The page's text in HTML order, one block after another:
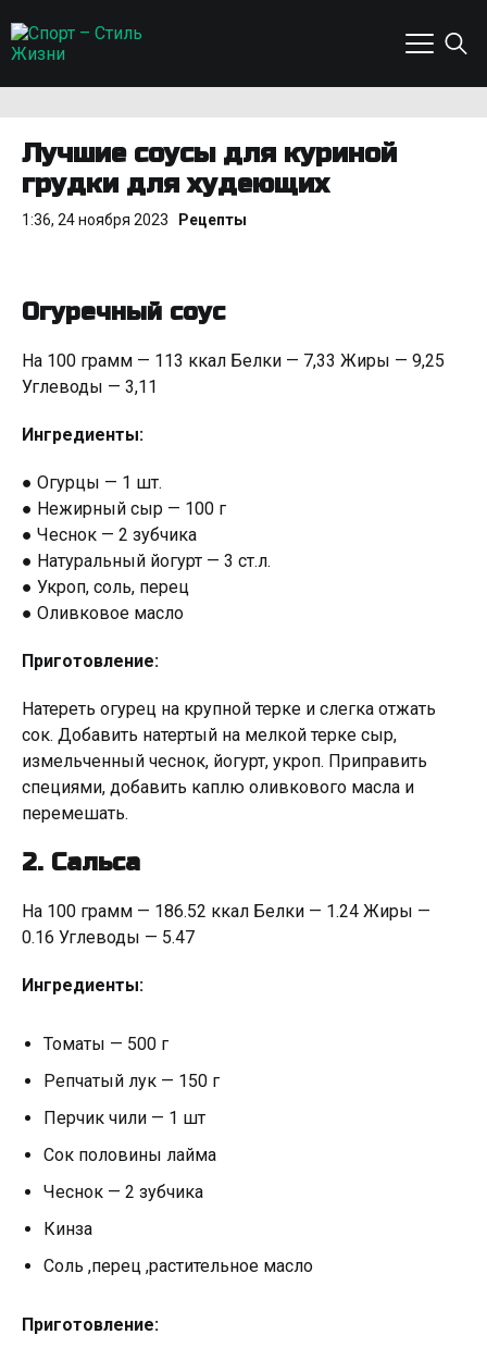
Лучшие соусы для куриной
грудки для худеющих
1:36, 24 ноября 2023 Рецепты
Огуречный соус
На 100 грамм — 113 ккал Белки — 7,33 Жиры — 9,25
Углеводы — 3,11
Ингредиенты:
● Огурцы — 1 шт.
● Нежирный сыр — 100 г
● Чеснок — 2 зубчика
● Натуральный йогурт — 3 ст.л.
● Укроп, соль, перец
● Оливковое масло
Приготовление:
Натереть огурец на крупной терке и слегка отжать
сок. Добавить натертый на мелкой терке сыр,
измельченный чеснок, йогурт, укроп. Приправить
специями, добавить каплю оливкового масла и
перемешать.
2. Сальса
На 100 грамм — 186.52 ккал Белки — 1.24 Жиры —
0.16 Углеводы — 5.47
Ингредиенты:
Томаты — 500 г
Репчатый лук — 150 г
Перчик чили — 1 шт
Сок половины лайма
Чеснок — 2 зубчика
Кинза
Соль ,перец ,растительное масло
Приготовление: